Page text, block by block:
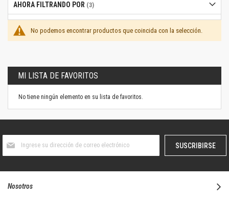
No podemos encontrar productos que coincida con la selección.
AHORA FILTRANDO POR
MI LISTA DE FAVORITOS
No tiene ningún elemento en su lista de favoritos.
boletín
SUSCRIBIRSE
Nosotros